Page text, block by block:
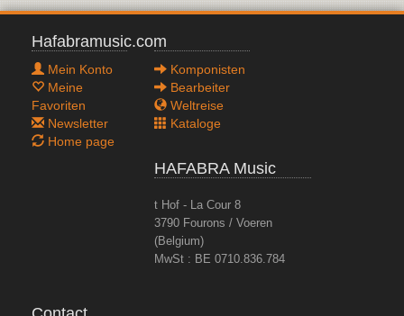
Hafabramusic.com
Mein Konto
Meine
Favoriten
Newsletter
Home page
Komponisten
Bearbeiter
Weltreise
Kataloge
HAFABRA Music
t Hof - La Cour 8
3790 Fourons / Voeren
(Belgium)
MwSt : BE 0710.836.784